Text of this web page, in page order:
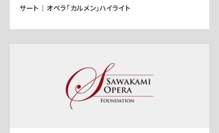
サート｜オペラ「カルメン」ハイライト